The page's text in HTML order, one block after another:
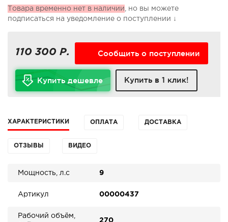
Товара временно нет в наличии , но вы можете
подписаться на уведомление о поступлении ↓
110 300 Р. Сообщить о поступлении
Купить дешевле Купить в 1 клик!
ХАРАКТЕРИСТИКИ ОПЛАТА ДОСТАВКА
ОТЗЫВЫ ВИДЕО
Мощность, л.с 9
Артикул 00000437
Рабочий объём,
270